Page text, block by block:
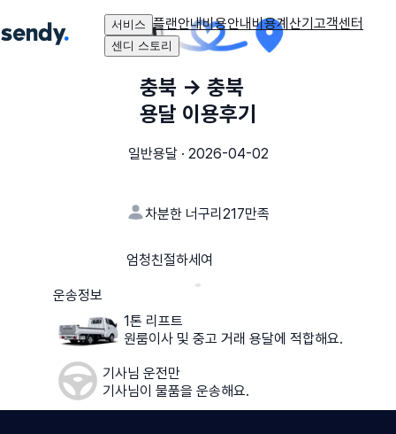
서비스 플랜안내비용안내비용계산기고객센터
센디 스토리
충북 → 충북
용달 이용후기
일반용달· 2026-04-02
차분한 너구리217만족
엄청친절하세여
운송정보
1톤 리프트
원룸이사 및 중고 거래 용달에 적합해요.
기사님 운전만
기사님이 물품을 운송해요.